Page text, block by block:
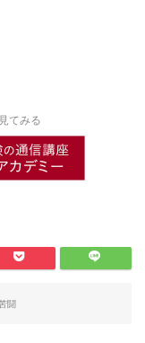
てみる
闘